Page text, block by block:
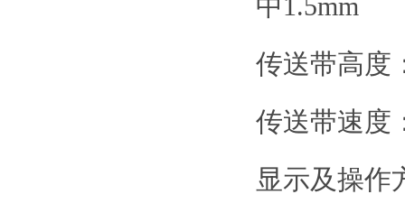
中1.5mm
传送带高度
传送带速度
显示及操作